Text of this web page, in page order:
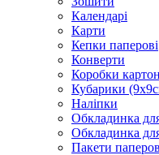
Календарі
Карти
Кепки паперові
Конверти
Коробки
Кубарики
Наліпки
Обкладинка
Обкладинка
Пакети